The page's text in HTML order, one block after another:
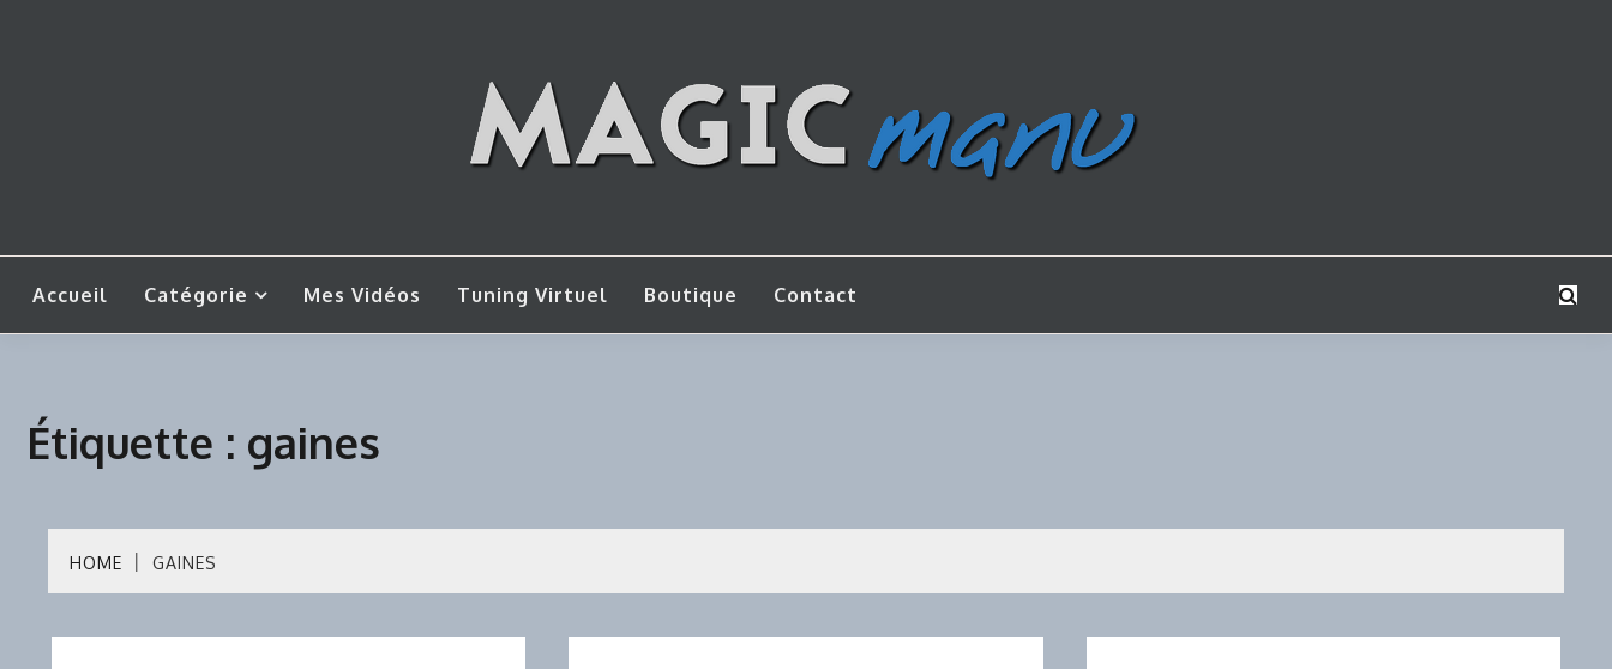
MAGICMANU
Accueil Catégorie Mes Vidéos Tuning Virtuel Boutique Contact
Étiquette : gaines
HOME GAINES